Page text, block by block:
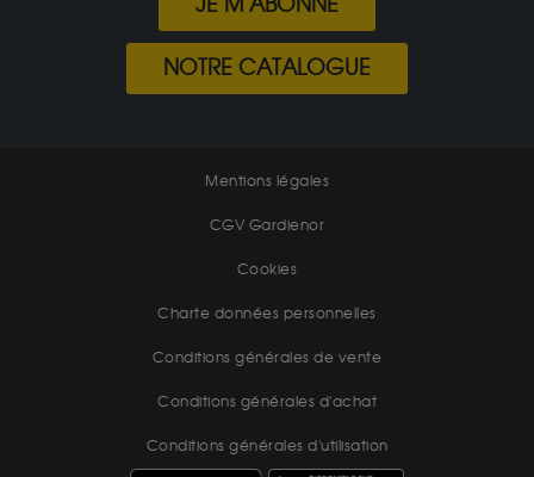
NOTRE CATALOGUE
Mentions légales
CGV Gardienor
Cookies
Charte données personnelles
Conditions générales de vente
Conditions générales d'achat
Conditions générales d'utilisation